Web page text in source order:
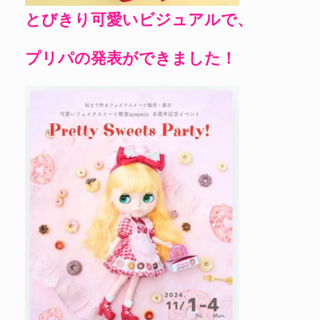
とびきり可愛いビジュアルで、
プリパの発表ができました！